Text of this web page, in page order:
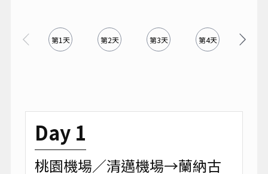
2026/09/1211:20
※如遇航空公司變動航班，本公司保有最後變
動之權力，並以說明會資料為準